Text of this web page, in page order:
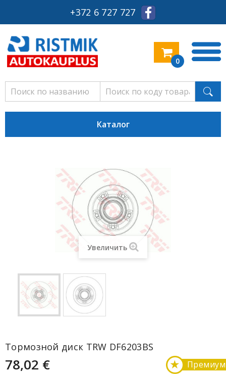
+372 6 727 727
0
Каталог
Увеличить
Тормозной диск TRW DF6203BS
78,02 € Премиум
★